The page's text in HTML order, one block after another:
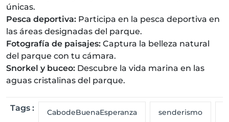
únicas.
Pesca deportiva: Participa en la pesca deportiva en
las áreas designadas del parque.
Fotografía de paisajes: Captura la belleza natural
del parque con tu cámara.
Snorkel y buceo: Descubre la vida marina en las
aguas cristalinas del parque.
Tags : CabodeBuenaEsperanza senderismo